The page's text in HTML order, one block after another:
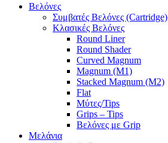
Βελόνες
Συμβατές Βελόνες (Cartridge)
Κλασικές Βελόνες
Round Liner
Round Shader
Curved Magnum
Magnum (M1)
Stacked Magnum (M2)
Flat
Μύτες/Tips
Grips – Tips
Βελόνες με Grip
Μελάνια